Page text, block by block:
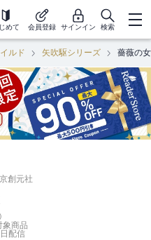
めて 会員登録 サインイン 検索
ルド 矢吹駆シリーズ 薔薇の女
創元社
象商品
配信